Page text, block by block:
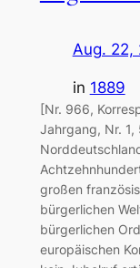
Aug. 22,
in 1889
[Nr. 966,
Jahrgang, Nr.
großen
bürgerlichen
bürgerlichen
europäischen